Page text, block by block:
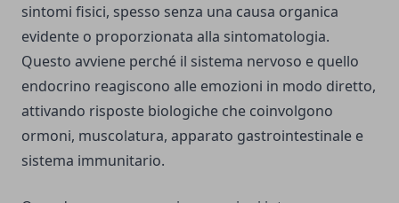
sintomi fisici, spesso senza una causa organica
evidente o proporzionata alla sintomatologia.
Questo avviene perché il sistema nervoso e quello
endocrino reagiscono alle emozioni in modo diretto,
attivando risposte biologiche che coinvolgono
ormoni, muscolatura, apparato gastrointestinale e
sistema immunitario.